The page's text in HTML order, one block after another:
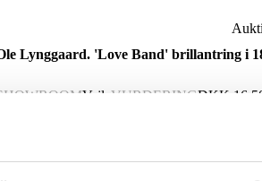
Lynggaard. 'Love Band' brillantring i
Vejle VURDERINGDKK